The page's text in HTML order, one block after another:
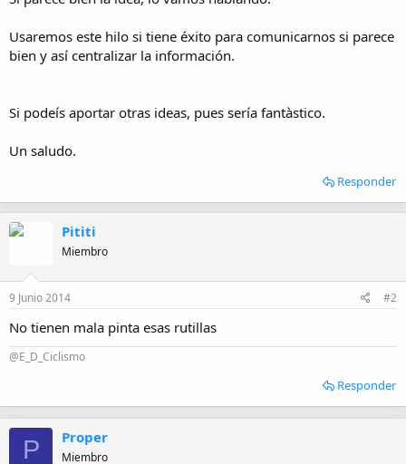
Usaremos este hilo si tiene éxito para comunicarnos si parece
bien y así centralizar la información.
Si podeís aportar otras ideas, pues sería fantàstico.
Un saludo.
Responder
Pititi
Miembro
9 Junio 2014 #2
No tienen mala pinta esas rutillas
@E_D_Ciclismo
Responder
P Proper
Miembro